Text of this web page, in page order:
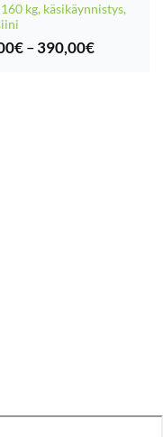
kg, käsikäynnistys,
€ – 390,00€